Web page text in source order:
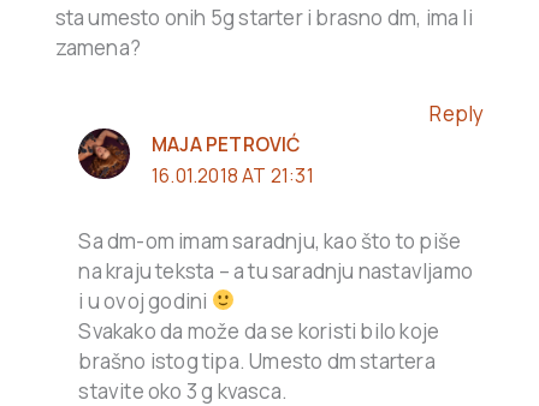
sta umesto onih 5g starter i brasno dm, ima li
zamena?
Reply
MAJA PETROVIĆ
16.01.2018 AT 21:31
Sa dm-om imam saradnju, kao što to piše
na kraju teksta – a tu saradnju nastavljamo
i u ovoj godini
Svakako da može da se koristi bilo koje
brašno istog tipa. Umesto dm startera
stavite oko 3 g kvasca.